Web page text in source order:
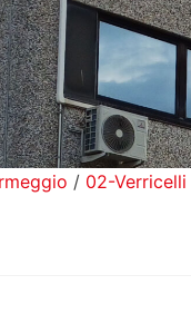
/ 02-